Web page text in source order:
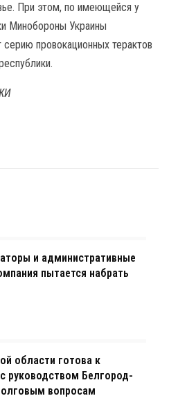
При этом, по имеющейся у
Минобороны Украины
провокационных терактов
и административные
пытается набрать
области готова к
руководством Белгород-
вопросам